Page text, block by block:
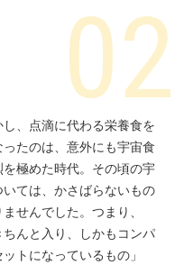
、点滴に代わる栄養食を
たのは、意外にも宇宙食
極めた時代。その頃の宇
ては、かさばらないもの
せんでした。つまり、
ちんと入り、しかもコンパ
トになっているもの」